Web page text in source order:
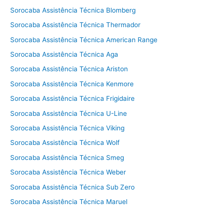
Sorocaba Assistência Técnica Blomberg
Sorocaba Assistência Técnica Thermador
Sorocaba Assistência Técnica American Range
Sorocaba Assistência Técnica Aga
Sorocaba Assistência Técnica Ariston
Sorocaba Assistência Técnica Kenmore
Sorocaba Assistência Técnica Frigidaire
Sorocaba Assistência Técnica U-Line
Sorocaba Assistência Técnica Viking
Sorocaba Assistência Técnica Wolf
Sorocaba Assistência Técnica Smeg
Sorocaba Assistência Técnica Weber
Sorocaba Assistência Técnica Sub Zero
Sorocaba Assistência Técnica Maruel